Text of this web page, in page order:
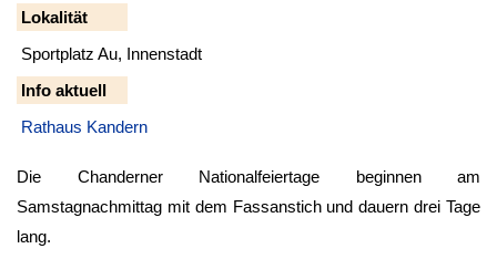
Lokalität
Sportplatz Au, Innenstadt
Info aktuell
Rathaus Kandern
Die Chanderner Nationalfeiertage beginnen am
Samstagnachmittag mit dem Fassanstich und dauern drei Tage
lang.